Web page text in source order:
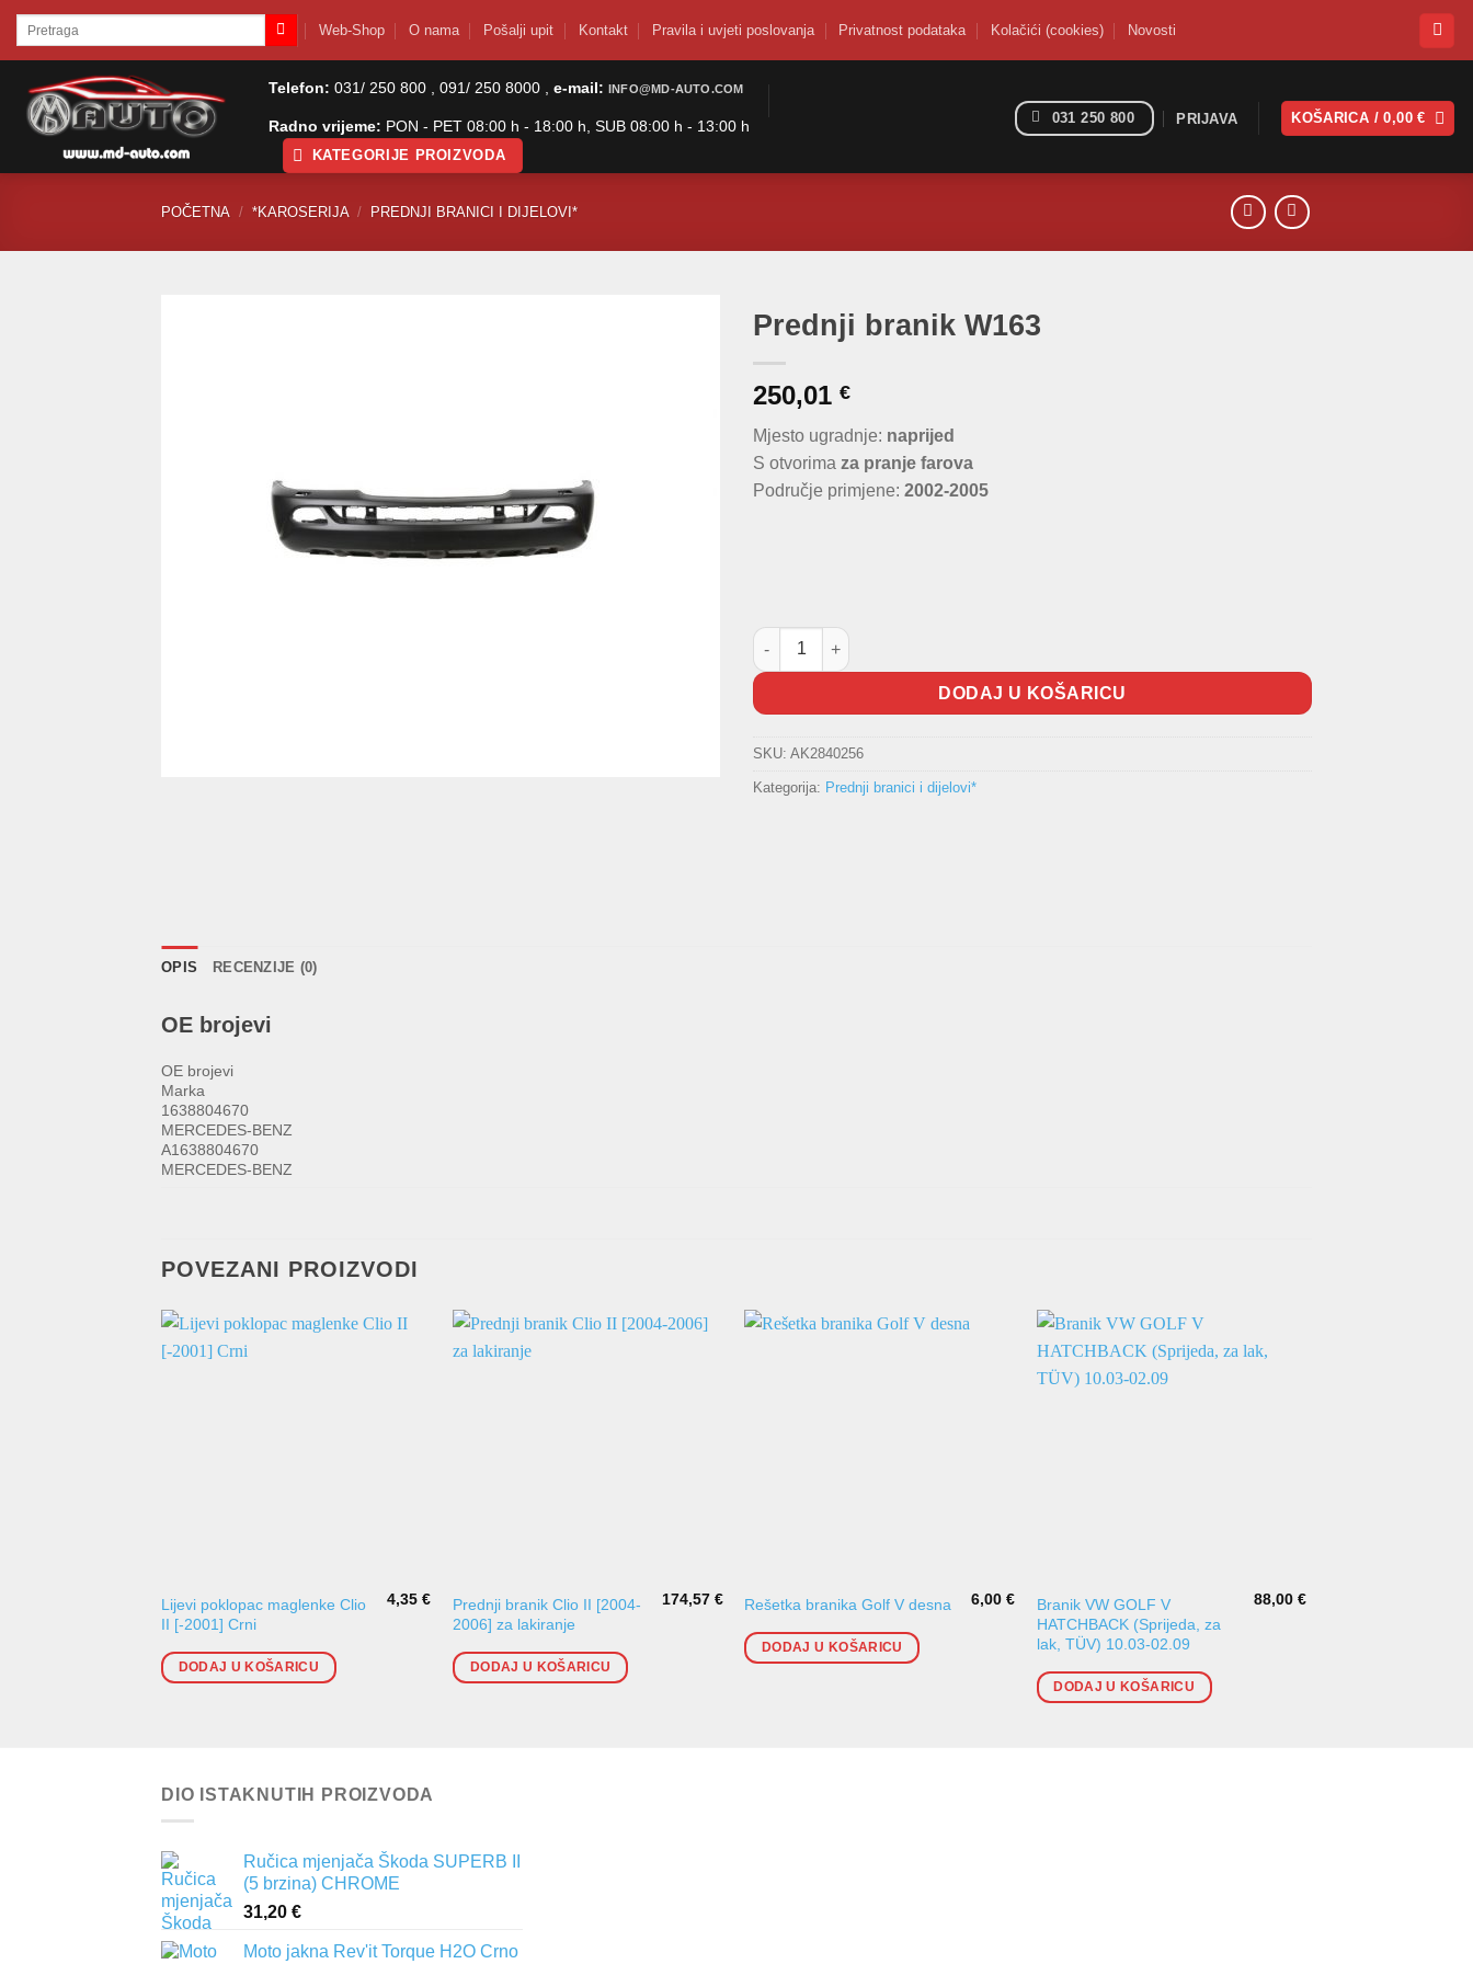
SkipPretraži: Web-Shop O nama Pošalji upit Kontakt Pravila i uvjeti poslovanja Privatnost podataka Kolačići (cookies) Novosti
Telefon: 031/ 250 800 , 091/ 250 8000 , e-mail: INFO@MD-AUTO.COM
Radno vrijeme: PON - PET 08:00 h - 18:00 h, SUB 08:00 h - 13:00 h
KATEGORIJE PROIZVODA
031 250 800 PRIJAVA KOŠARICA /0,00€
POČETNA / *KAROSERIJA / PREDNJI BRANICI I DIJELOVI*
Prednji branik W163
250,01 €
Mjesto ugradnje: naprijed
S otvorima za pranje farova
Područje primjene: 2002-2005
Prednji branik W163 količina
DODAJ U KOŠARICU
SKU: AK2840256
Kategorija: Prednji branici i dijelovi*
OPIS RECENZIJE (0)
OE brojevi
OE brojevi
Marka
1638804670
MERCEDES-BENZ
A1638804670
MERCEDES-BENZ
POVEZANI PROIZVODI
Lijevi poklopac maglenke Clio
II [-2001] Crni
4,35€
DODAJ U KOŠARICU
Prednji branik Clio II [2004-
2006] za lakiranje
174,57 €
DODAJ U KOŠARICU
Rešetka branika Golf V desna 6,00 €
DODAJ U KOŠARICU
Branik VW GOLF V
HATCHBACK (Sprijeda, za
lak, TÜV) 10.03-02.09
88,00€
DODAJ U KOŠARICU
DIO ISTAKNUTIH PROIZVODA
Ručica mjenjača Škoda SUPERB II
(5 brzina) CHROME
31,20 €
Moto jakna Rev'it Torque H2O Crno